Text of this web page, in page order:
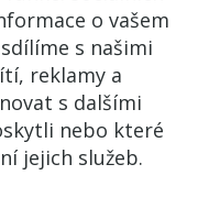
o vašem
s našimi
reklamy a
s dalšími
nebo které
jejich služeb.